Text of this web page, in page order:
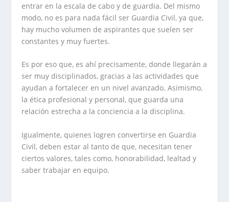
entrar en la escala de cabo y de guardia. Del mismo
modo, no es para nada fácil ser Guardia Civil, ya que,
hay mucho volumen de aspirantes que suelen ser
constantes y muy fuertes.
Es por eso que, es ahí precisamente, donde llegarán a
ser muy disciplinados, gracias a las actividades que
ayudan a fortalecer en un nivel avanzado. Asimismo,
la ética profesional y personal, que guarda una
relación estrecha a la conciencia a la disciplina.
Igualmente, quienes logren convertirse en Guardia
Civil, deben estar al tanto de que, necesitan tener
ciertos valores, tales como, honorabilidad, lealtad y
saber trabajar en equipo.